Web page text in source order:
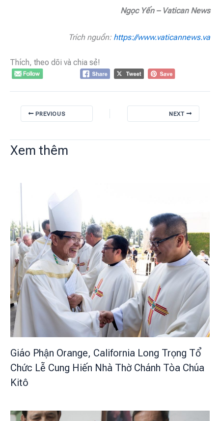
Ngọc Yến – Vatican News
Trích nguồn: https://www.vaticannews.va
Thích, theo dõi và chia sẻ!
PREVIOUS NEXT
Xem thêm
Giáo Phận Orange, California Long Trọng Tổ
Chức Lễ Cung Hiến Nhà Thờ Chánh Tòa Chúa
Kitô